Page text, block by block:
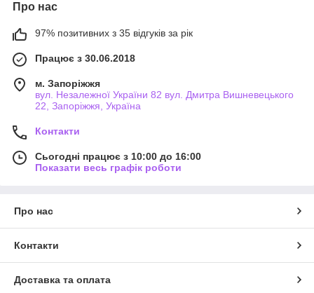
Про нас
97% позитивних з 35 відгуків за рік
Працює з 30.06.2018
м. Запоріжжя
вул. Незалежної України 82 вул. Дмитра Вишневецького
22, Запоріжжя, Україна
Контакти
Сьогодні працює з 10:00 до 16:00
Показати весь графік роботи
Про нас
Контакти
Доставка та оплата